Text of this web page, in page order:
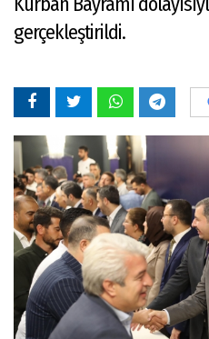
gerçekleştirildi.